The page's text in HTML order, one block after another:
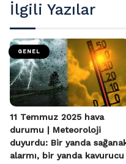
İlgili Yazılar
GENEL
11 Temmuz 2025 hava
durumu | Meteoroloji
duyurdu: Bir yanda
alarmı, bir yanda kavurucu